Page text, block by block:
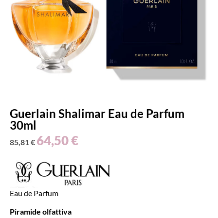
Guerlain Shalimar Eau de Parfum
30ml
85,81€ 64,50€
Eau de Parfum
Piramide olfattiva